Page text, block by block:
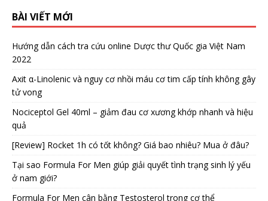
BÀI VIẾT MỚI
Hướng dẫn cách tra cứu online Dược thư Quốc gia Việt Nam
2022
Axit α-Linolenic và nguy cơ nhồi máu cơ tim cấp tính không gây
tử vong
Nociceptol Gel 40ml – giảm đau cơ xương khớp nhanh và hiệu
quả
[Review] Rocket 1h có tốt không? Giá bao nhiêu? Mua ở đâu?
Tại sao Formula For Men giúp giải quyết tình trạng sinh lý yếu
ở nam giới?
Formula For Men cân bằng Testosterol trong cơ thể